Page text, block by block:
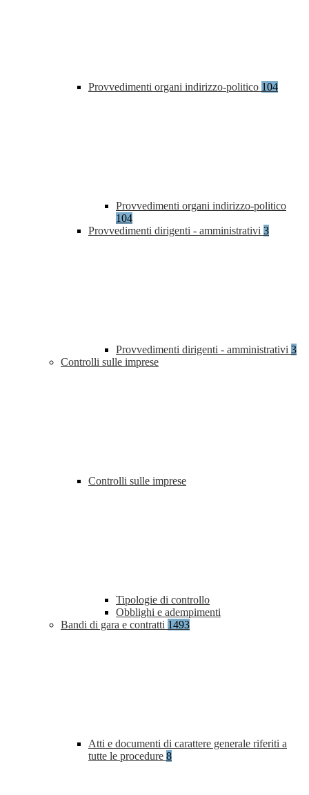
Provvedimenti organi indirizzo-politico 104
Provvedimenti organi indirizzo-politico
104
Provvedimenti dirigenti - amministrativi 3
Provvedimenti dirigenti - amministrativi 3
Controlli sulle imprese
Controlli sulle imprese
Tipologie di controllo
Obblighi e adempimenti
Bandi di gara e contratti 1493
Atti e documenti di carattere generale riferiti a
tutte le procedure 8